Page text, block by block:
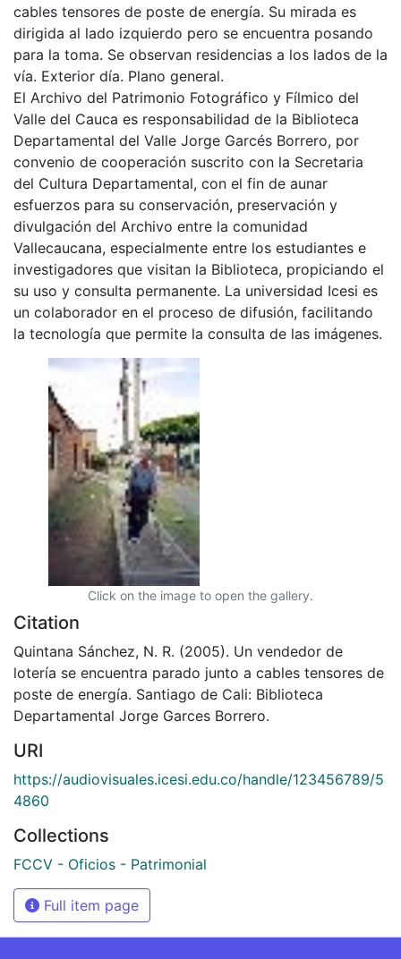
cables tensores de poste de energía. Su mirada es
dirigida al lado izquierdo pero se encuentra posando
para la toma. Se observan residencias a los lados de la
vía. Exterior día. Plano general.
El Archivo del Patrimonio Fotográfico y Fílmico del
Valle del Cauca es responsabilidad de la Biblioteca
Departamental del Valle Jorge Garcés Borrero, por
convenio de cooperación suscrito con la Secretaria
del Cultura Departamental, con el fin de aunar
esfuerzos para su conservación, preservación y
divulgación del Archivo entre la comunidad
Vallecaucana, especialmente entre los estudiantes e
investigadores que visitan la Biblioteca, propiciando el
su uso y consulta permanente. La universidad Icesi es
un colaborador en el proceso de difusión, facilitando
la tecnología que permite la consulta de las imágenes.
Click on the image to open the gallery.
Citation
Quintana Sánchez, N. R. (2005). Un vendedor de
lotería se encuentra parado junto a cables tensores de
poste de energía. Santiago de Cali: Biblioteca
Departamental Jorge Garces Borrero.
URI
https://audiovisuales.icesi.edu.co/handle/123456789/5
4860
Collections
FCCV - Oficios - Patrimonial
Full item page